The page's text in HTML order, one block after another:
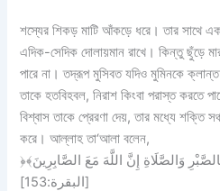
শস্যের শিকড় মাটি আঁকড়ে ধরে। তার সাথে
এদিক-সেদিক দোলায়মান রাখে। কিন্তু ছুঁড়ে
পারে না। তদ্রূপ মুসিবত যদিও মুমিনকে
তাকে হতবিহবল, নিরাশ কিংবা পরাস্ত করতে
বিশ্বাস তাকে প্রেরণা দেয়, তার মধ্যে শক্তি
করে। আল্লাহ তা‘আলা বলেন,
﴿يَا أَيُّهَا الَّذِينَ آمَنُوا اسْتَعِينُوا بِالصَّبْرِ وَالصَّلَاةِ إِنَّ اللَّهَ مَعَ الصَّابِرِينَ﴾
[البقرة:153]